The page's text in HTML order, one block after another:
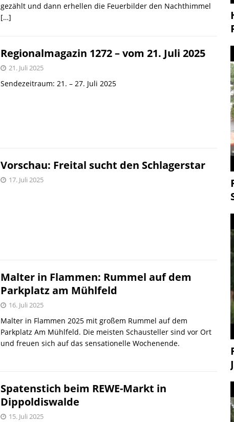
gezählt und dann erhellen die Feuerbilder den Nachthimmel
[…]
Regionalmagazin 1272 – vom 21. Juli 2025
21. Juli 2025
Sendezeitraum: 21. – 27. Juli 2025
Vorschau: Freital sucht den Schlagerstar
17. Juli 2025
Malter in Flammen: Rummel auf dem
Parkplatz am Mühlfeld
16. Juli 2025
Malter in Flammen 2025 mit großem Rummel auf dem
Parkplatz Am Mühlfeld. Die meisten Schausteller sind vor Ort
und freuen sich auf das sensationelle Wochenende.
Spatenstich beim REWE-Markt in
Dippoldiswalde
15. Juli 2025